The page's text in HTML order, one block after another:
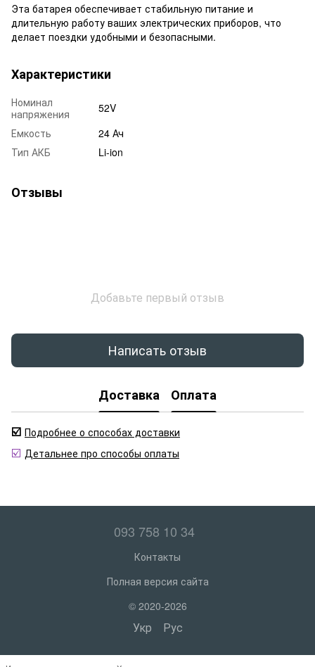
Эта батарея обеспечивает стабильную питание и
длительную работу ваших электрических приборов, что
делает поездки удобными и безопасными.
Характеристики
Номинал
напряжения
52V
Емкость
24 Ач
Тип АКБ
Li-ion
Отзывы
Добавьте первый отзыв
Написать отзыв
Доставка Оплата
☑️ Подробнее о способах доставки
☑️ Детальнее про способы оплаты
093 758 10 34
Контакты
Полная версия сайта
© 2020-2026
Укр Рус